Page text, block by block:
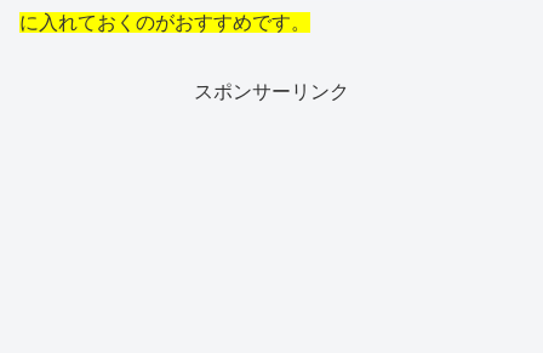
に入れておくのがおすすめです。
スポンサーリンク